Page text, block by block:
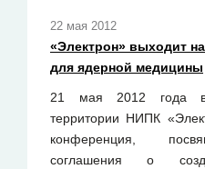
22 мая 2012
«Электрон» выходит
для ядерной медицины
21 мая 2012 года в
территории НИПК
конференция,
соглашения о